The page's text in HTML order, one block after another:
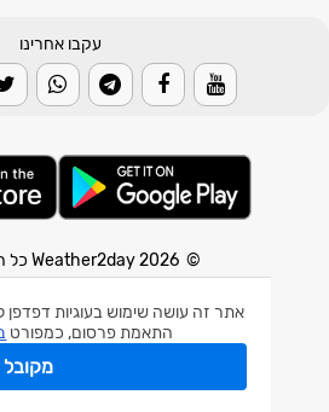
אתר זה עושה שימוש בעוגיות דפדפן
התאמת פרסום, כמפורט
מקובל
עקבו אחרינו
© 2026 Weather2day כל הזכויות שמורות
אפליקצית מזג
אפליקצית רעידת
אפליקצית מכ"ם